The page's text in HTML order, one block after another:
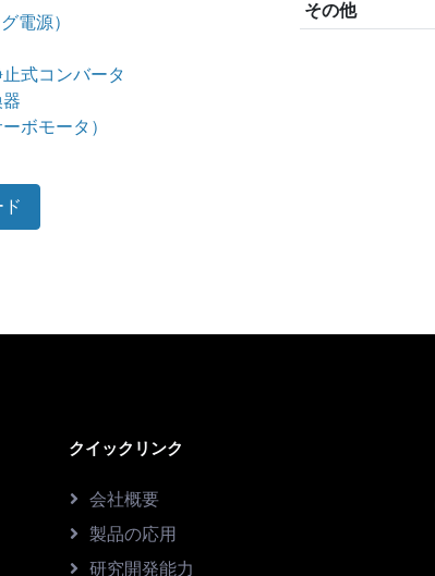
電源）
式コンバータ
ボモータ）
その他
クイックリンク
会社概要
製品の応用
研究開発能力